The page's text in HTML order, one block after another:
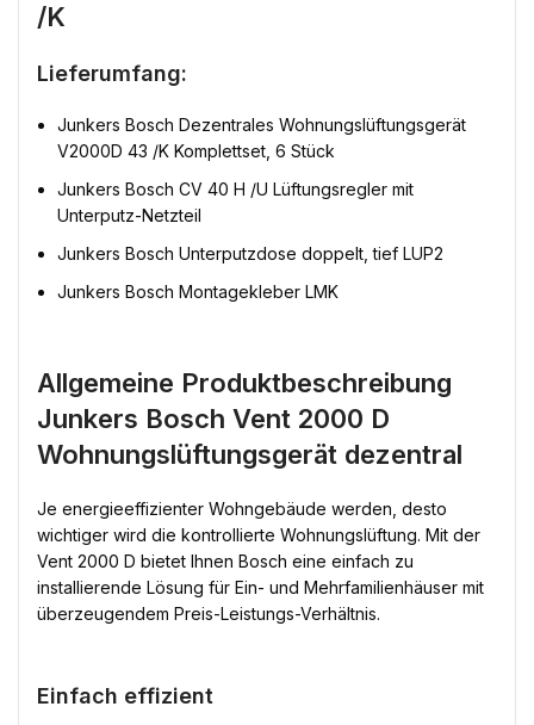
/K
Lieferumfang:
Junkers Bosch Dezentrales Wohnungslüftungsgerät
V2000D 43 /K Komplettset, 6 Stück
Junkers Bosch CV 40 H /U Lüftungsregler mit
Unterputz-Netzteil
Junkers Bosch Unterputzdose doppelt, tief LUP2
Junkers Bosch Montagekleber LMK
Allgemeine Produktbeschreibung
Junkers Bosch Vent 2000 D
Wohnungslüftungsgerät dezentral
Je energieeffizienter Wohngebäude werden, desto
wichtiger wird die kontrollierte Wohnungslüftung. Mit der
Vent 2000 D bietet Ihnen Bosch eine einfach zu
installierende Lösung für Ein- und Mehrfamilienhäuser mit
überzeugendem Preis-Leistungs-Verhältnis.
Einfach effizient